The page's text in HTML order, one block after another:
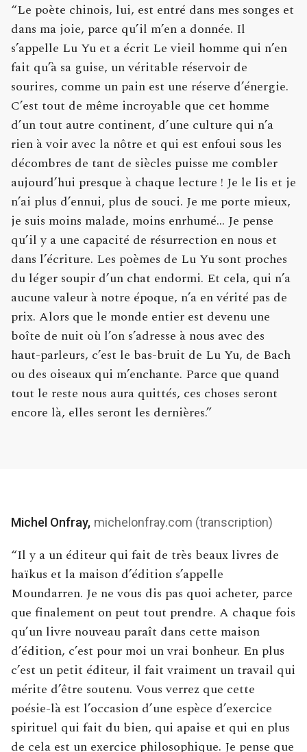
“Le poète chinois, lui, est entré dans mes songes et
dans ma joie, parce qu’il m’en a donnée. Il
s’appelle Lu Yu et a écrit Le vieil homme qui n’en
fait qu’à sa guise, un véritable réservoir de
sourires, comme un pain est une réserve d’énergie.
C’est tout de même incroyable que cet homme
d’un tout autre continent, d’une culture qui n’a
rien à voir avec la nôtre et qui est enfoui sous les
décombres de tant de siècles puisse me combler
aujourd’hui presque à chaque lecture ! Je le lis et je
n’ai plus d’ennui, plus de souci. Je me porte mieux,
je suis moins malade, moins enrhumé… Je pense
qu’il y a une capacité de résurrection en nous et
dans l’écriture. Les poèmes de Lu Yu sont proches
du léger soupir d’un chat endormi. Et cela, qui n’a
aucune valeur à notre époque, n’a en vérité pas de
prix. Alors que le monde entier est devenu une
boîte de nuit où l’on s’adresse à nous avec des
haut-parleurs, c’est le bas-bruit de Lu Yu, de Bach
ou des oiseaux qui m’enchante. Parce que quand
tout le reste nous aura quittés, ces choses seront
encore là, elles seront les dernières.”
“Il y a un éditeur qui fait de très beaux livres de
haïkus et la maison d’édition s’appelle
Moundarren. Je ne vous dis pas quoi acheter, parce
que finalement on peut tout prendre. A chaque fois
qu’un livre nouveau paraît dans cette maison
d’édition, c’est pour moi un vrai bonheur. En plus
c’est un petit éditeur, il fait vraiment un travail qui
mérite d’être soutenu. Vous verrez que cette
poésie-là est l’occasion d’une espèce d’exercice
spirituel qui fait du bien, qui apaise et qui en plus
de cela est un exercice philosophique. Je pense que
Michel Onfray, michelonfray.com (transcription)